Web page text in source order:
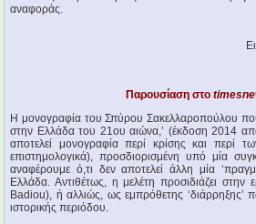
αναφοράς.
Παρουσίαση στο
Η μονογραφία του Σπύρου Σακελλαροπούλου που
στην Ελλάδα του 21ου αιώνα,’ (έκδοση 2014 από
αποτελεί μονογραφία περί κρίσης και περί
επιστημολογικά), προσδιορισμένη υπό μία
αναφέρουμε ό,τι δεν αποτελεί άλλη μία
Ελλάδα. Αντιθέτως, η μελέτη προσιδιάζει στην
Badiou), ή αλλιώς, ως εμπρόθετης ‘διάρρηξης’
ιστορικής περιόδου.